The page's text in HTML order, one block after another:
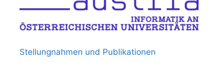
Stellungnahmen und Publikationen